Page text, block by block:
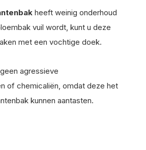
heeft weinig onderhoud
vuil wordt, kunt u deze
met een vochtige doek.
agressieve
of chemicaliën, omdat deze het
kunnen aantasten.